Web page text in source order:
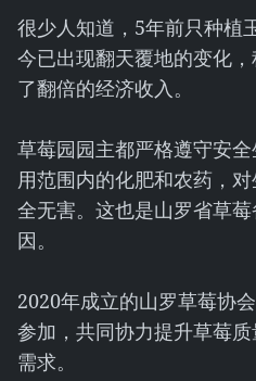
很少人知道，5年前只种植
今已出现翻天覆地的变化
了翻倍的经济收入。
草莓园园主都严格遵守安
用范围内的化肥和农药，
全无害。这也是山罗省草
因。
2020年成立的山罗草莓协
参加，共同协力提升草莓
需求。